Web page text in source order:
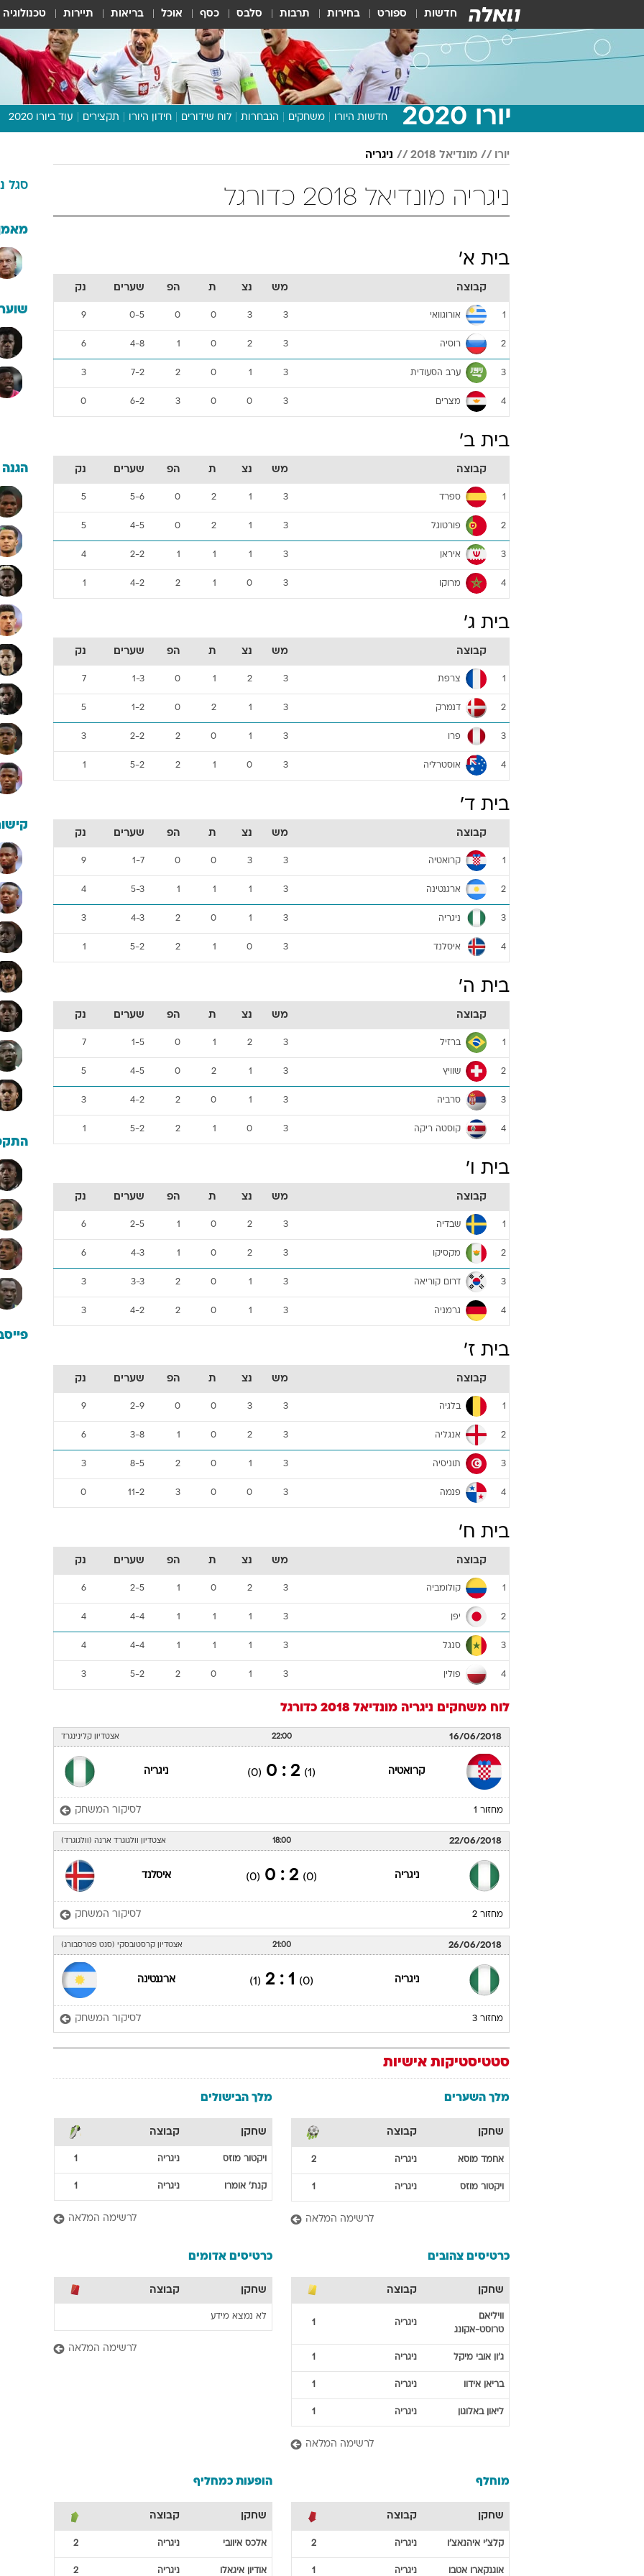
חדשות ספורט בחירות תרבות סלבס כסף אוכל בריאות תיירות טכנולוגיה
יורו 2020 חדשות היורו משחקים הנבחרות לוח שידורים חידון היורו תקצירים עוד ביורו 2020
תכנית היורו
דעות ופרשנויות
יורו מונדיאל 2018 ניגריה
ניגריה מונדיאל 2018 כדורגל
בית א'
קבוצה מש נצ ת הפ שערים נק
1 אורוגוואי 3
3
0
0
0-5
9
2 רוסיה 3
2
0
1
4-8
6
3 ערב הסעודית 3
1
0
2
7-2
3
4 מצרים 3
0
0
3
6-2
0
בית ב'
קבוצה מש נצ ת הפ שערים נק
1 ספרד 3
1
2
0
5-6
5
2 פורטוגל 3
1
2
0
4-5
5
3 איראן 3
1
1
1
2-2
4
4 מרוקו 3
0
1
2
4-2
1
בית ג'
קבוצה מש נצ ת הפ שערים נק
1 צרפת 3
2
1
0
1-3
7
2 דנמרק 3
1
2
0
1-2
5
3 פרו 3
1
0
2
2-2
3
4 אוסטרליה 3
0
1
2
5-2
1
בית ד'
קבוצה מש נצ ת הפ שערים נק
1 קרואטיה 3
3
0
0
1-7
9
2 ארגנטינה 3
1
1
1
5-3
4
3 ניגריה 3
1
0
2
4-3
3
4 איסלנד 3
0
1
2
5-2
1
בית ה'
קבוצה מש נצ ת הפ שערים נק
1 ברזיל 3
2
1
0
1-5
7
2 שוויץ 3
1
2
0
4-5
5
3 סרביה 3
1
0
2
4-2
3
4 קוסטה ריקה 3
0
1
2
5-2
1
בית ו'
קבוצה מש נצ ת הפ שערים נק
1 שבדיה 3
2
0
1
2-5
6
2 מקסיקו 3
2
0
1
4-3
6
3 דרום קוריאה 3
1
0
2
3-3
3
4 גרמניה 3
1
0
2
4-2
3
בית ז'
קבוצה מש נצ ת הפ שערים נק
1 בלגיה 3
3
0
0
2-9
9
2 אנגליה 3
2
0
1
3-8
6
3 תוניסיה 3
1
0
2
8-5
3
4 פנמה 3
0
0
3
11-2
0
בית ח'
קבוצה מש נצ ת הפ שערים נק
1 קולומביה 3
2
0
1
2-5
6
2 יפן 3
1
1
1
4-4
4
3 סנגל 3
1
1
1
4-4
4
4 פולין 3
1
0
2
5-2
3
לוח משחקים ניגריה מונדיאל 2018 כדורגל
16/06/2018
22:00 אצטדיון קלינינגרד
קרואטיה (1)
2 : 0
(0) ניגריה
מחזור 1 לסיקור המשחק
22/06/2018
18:00 אצטדיון וולגוגרד ארנה (וולגוגרד)
ניגריה (0)
2 : 0
(0) איסלנד
מחזור 2 לסיקור המשחק
26/06/2018
21:00 אצטדיון קרסטובסקי (סנט פטרסבורג)
ניגריה (0)
1 : 2
(1) ארגנטינה
מחזור 3 לסיקור המשחק
סטטיסטיקות אישיות
מלך השערים
שחקן קבוצה
אחמד מוסא ניגריה 2
ויקטור מוזס ניגריה 1
לרשימה המלאה
מלך הבישולים
שחקן קבוצה
ויקטור מוזס ניגריה 1
קנת' אומרו ניגריה 1
לרשימה המלאה
כרטיסים צהובים
שחקן קבוצה
וויליאם
טרוסט-אקונג
ניגריה 1
ג'ון אובי מיקל ניגריה 1
בריאן אידוו ניגריה 1
ליאון באלוגון ניגריה 1
לרשימה המלאה
כרטיסים אדומים
שחקן קבוצה
לא נמצא מידע
לרשימה המלאה
מוחלף
שחקן קבוצה
קלצ'י איהנאצ'ו ניגריה 2
אוגנקארו אטבו ניגריה 1
הופעות כמחליף
שחקן קבוצה
אלכס איוובי ניגריה 2
אודיון איגאלו ניגריה 2
סגל
מאמן
הגנה